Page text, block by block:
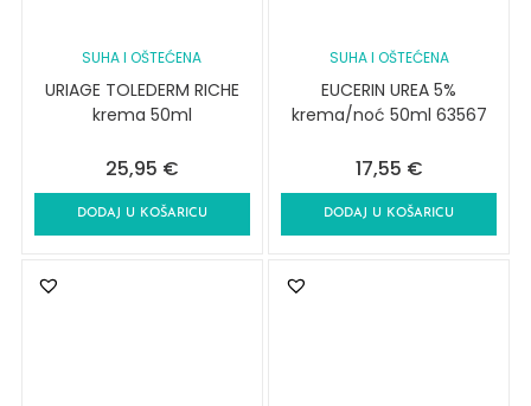
SUHA I OŠTEĆENA
URIAGE TOLEDERM RICHE
krema 50ml
25,95 €
DODAJ U KOŠARICU
SUHA I OŠTEĆENA
EUCERIN UREA 5%
krema/noć 50ml 63567
17,55 €
DODAJ U KOŠARICU